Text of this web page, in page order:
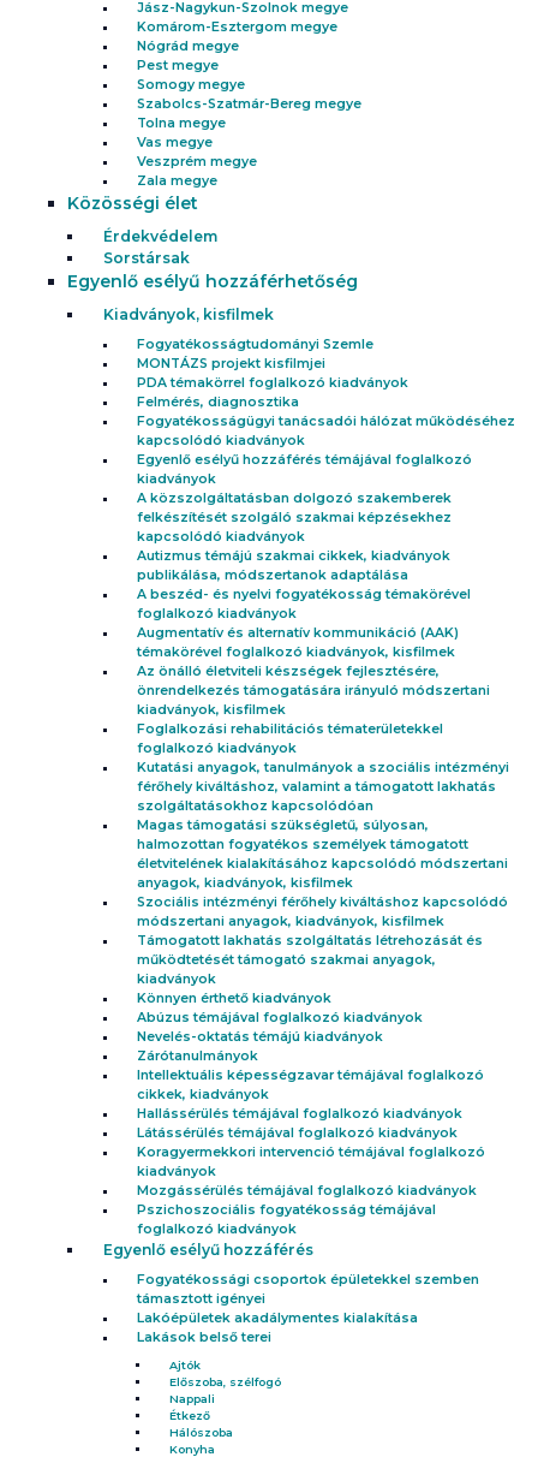
Jász-Nagykun-Szolnok megye
Komárom-Esztergom megye
Nógrád megye
Pest megye
Somogy megye
Szabolcs-Szatmár-Bereg megye
Tolna megye
Vas megye
Veszprém megye
Zala megye
Közösségi élet
Érdekvédelem
Sorstársak
Egyenlő esélyű hozzáférhetőség
Kiadványok, kisfilmek
Fogyatékosságtudományi Szemle
MONTÁZS projekt kisfilmjei
PDA témakörrel foglalkozó kiadványok
Felmérés, diagnosztika
Fogyatékosságügyi tanácsadói hálózat működéséhez
kapcsolódó kiadványok
Egyenlő esélyű hozzáférés témájával foglalkozó
kiadványok
A közszolgáltatásban dolgozó szakemberek
felkészítését szolgáló szakmai képzésekhez
kapcsolódó kiadványok
Autizmus témájú szakmai cikkek, kiadványok
publikálása, módszertanok adaptálása
A beszéd- és nyelvi fogyatékosság témakörével
foglalkozó kiadványok
Augmentatív és alternatív kommunikáció (AAK)
témakörével foglalkozó kiadványok, kisfilmek
Az önálló életviteli készségek fejlesztésére,
önrendelkezés támogatására irányuló módszertani
kiadványok, kisfilmek
Foglalkozási rehabilitációs tématerületekkel
foglalkozó kiadványok
Kutatási anyagok, tanulmányok a szociális intézményi
férőhely kiváltáshoz, valamint a támogatott lakhatás
szolgáltatásokhoz kapcsolódóan
Magas támogatási szükségletű, súlyosan,
halmozottan fogyatékos személyek támogatott
életvitelének kialakításához kapcsolódó módszertani
anyagok, kiadványok, kisfilmek
Szociális intézményi férőhely kiváltáshoz kapcsolódó
módszertani anyagok, kiadványok, kisfilmek
Támogatott lakhatás szolgáltatás létrehozását és
működtetését támogató szakmai anyagok,
kiadványok
Könnyen érthető kiadványok
Abúzus témájával foglalkozó kiadványok
Nevelés-oktatás témájú kiadványok
Zárótanulmányok
Intellektuális képességzavar témájával foglalkozó
cikkek, kiadványok
Hallássérülés témájával foglalkozó kiadványok
Látássérülés témájával foglalkozó kiadványok
Koragyermekkori intervenció témájával foglalkozó
kiadványok
Mozgássérülés témájával foglalkozó kiadványok
Pszichoszociális fogyatékosság témájával
foglalkozó kiadványok
Egyenlő esélyű hozzáférés
Fogyatékossági csoportok épületekkel szemben
támasztott igényei
Lakóépületek akadálymentes kialakítása
Lakások belső terei
Ajtók
Előszoba, szélfogó
Nappali
Étkező
Hálószoba
Konyha